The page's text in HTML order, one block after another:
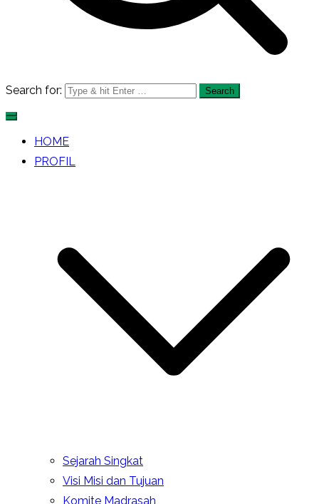
Search for:
HOME
PROFIL
Sejarah Singkat
Visi Misi dan Tujuan
Komite Madrasah